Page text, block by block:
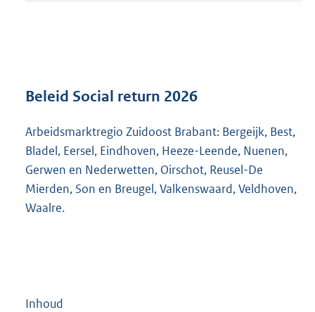
r
t
t
e
4
Beleid Social return 2026
Arbeidsmarktregio Zuidoost Brabant: Bergeijk, Best,
Bladel, Eersel, Eindhoven, Heeze-Leende, Nuenen,
Gerwen en Nederwetten, Oirschot, Reusel-De
Mierden, Son en Breugel, Valkenswaard, Veldhoven,
Waalre.
Inhoud